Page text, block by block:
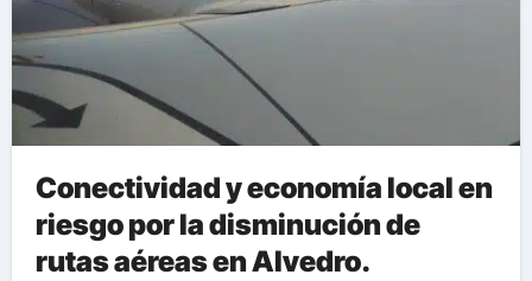
Conectividad y economía local en
riesgo por la disminución de
rutas aéreas en Alvedro.